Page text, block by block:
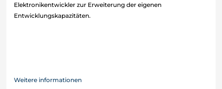
Elektronikentwickler zur Erweiterung der eigenen
Entwicklungskapazitäten.
Weitere informationen